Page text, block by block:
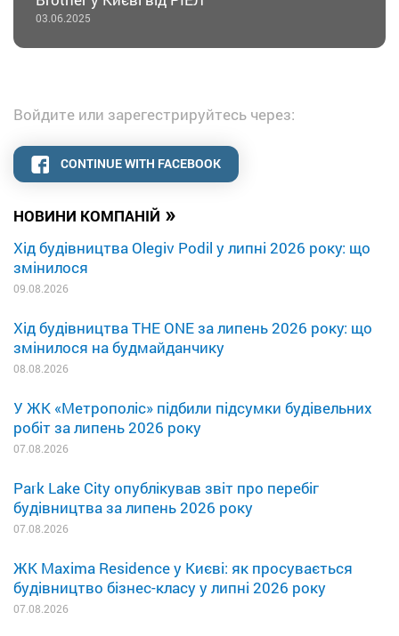
НОВИНИ КОМПАНІЙ »
Хід будівництва Olegiv Podil у липні 2026 року: що
змінилося
09.08.2026
Хід будівництва THE ONE за липень 2026 року: що
змінилося на будмайданчику
08.08.2026
У ЖК «Метрополіс» підбили підсумки будівельних
робіт за липень 2026 року
07.08.2026
Park Lake City опублікував звіт про перебіг
будівництва за липень 2026 року
07.08.2026
ЖК Maxima Residence у Києві: як просувається
будівництво бізнес-класу у липні 2026 року
07.08.2026
03.06.2025
Войдите или зарегестрируйтесь через:
CONTINUE WITH FACEBOOK